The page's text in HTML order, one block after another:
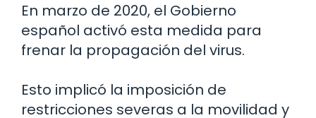
En marzo de 2020, el Gobierno
español activó esta medida para
frenar la propagación del virus.
Esto implicó la imposición de
restricciones severas a la movilidad y